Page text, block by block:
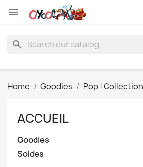

search
Home Goodies Pop ! Collection
ACCUEIL
Goodies
Soldes